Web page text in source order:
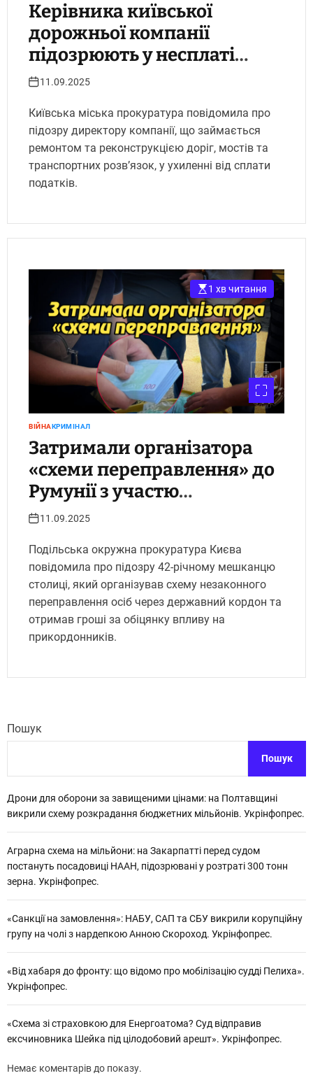
Керівника київської
дорожньої компанії
підозрюють у несплаті
понад 30 млн грн податків.
11.09.2025
Київська міська прокуратура повідомила про
підозру директору компанії, що займається
ремонтом та реконструкцією доріг, мостів та
транспортних розв’язок, у ухиленні від сплати
податків.
1 хв читання
ВІЙНАКРИМІНАЛ
Затримали організатора
«схеми переправлення» до
Румунії з участю
прикордонників.
11.09.2025
Подільська окружна прокуратура Києва
повідомила про підозру 42-річному мешканцю
столиці, який організував схему незаконного
переправлення осіб через державний кордон та
отримав гроші за обіцянку впливу на
прикордонників.
Пошук
Пошук
Дрони для оборони за завищеними цінами: на Полтавщині
викрили схему розкрадання бюджетних мільйонів. Укрінфопрес.
Аграрна схема на мільйони: на Закарпатті перед судом
постануть посадовиці НААН, підозрювані у розтраті 300 тонн
зерна. Укрінфопрес.
«Санкції на замовлення»: НАБУ, САП та СБУ викрили корупційну
групу на чолі з нардепкою Анною Скороход. Укрінфопрес.
«Від хабаря до фронту: що відомо про мобілізацію судді Пелиха».
Укрінфопрес.
«Схема зі страховкою для Енергоатома? Суд відправив
ексчиновника Шейка під цілодобовий арешт». Укрінфопрес.
Немає коментарів до показу.